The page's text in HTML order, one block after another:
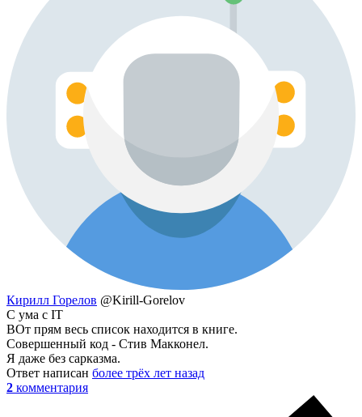
Кирилл Горелов @Kirill-Gorelov
С ума с IT
ВОт прям весь список находится в книге.
Совершенный код - Стив Макконел.
Я даже без сарказма.
Ответ написан более трёх лет назад
2 комментария